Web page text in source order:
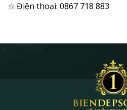
☆ Điện thoại: 0867 718 883